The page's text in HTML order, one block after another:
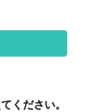
ください。